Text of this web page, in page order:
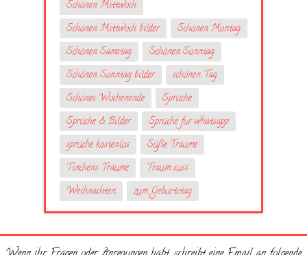
Schönen Mittwoch
Schönen Mittwoch bilder
Schönen Montag
Schönen Samstag
Schönen Sonntag
Schönen Sonntag bilder
schönen Tag
Schönes Wochenende
Sprüche
Sprüche & Bilder
Sprüche fur whatsapp
sprüche kostenlos
Süße Träume
Tinchens Träume
Traum suss
Weihnachten
zum Geburtstag